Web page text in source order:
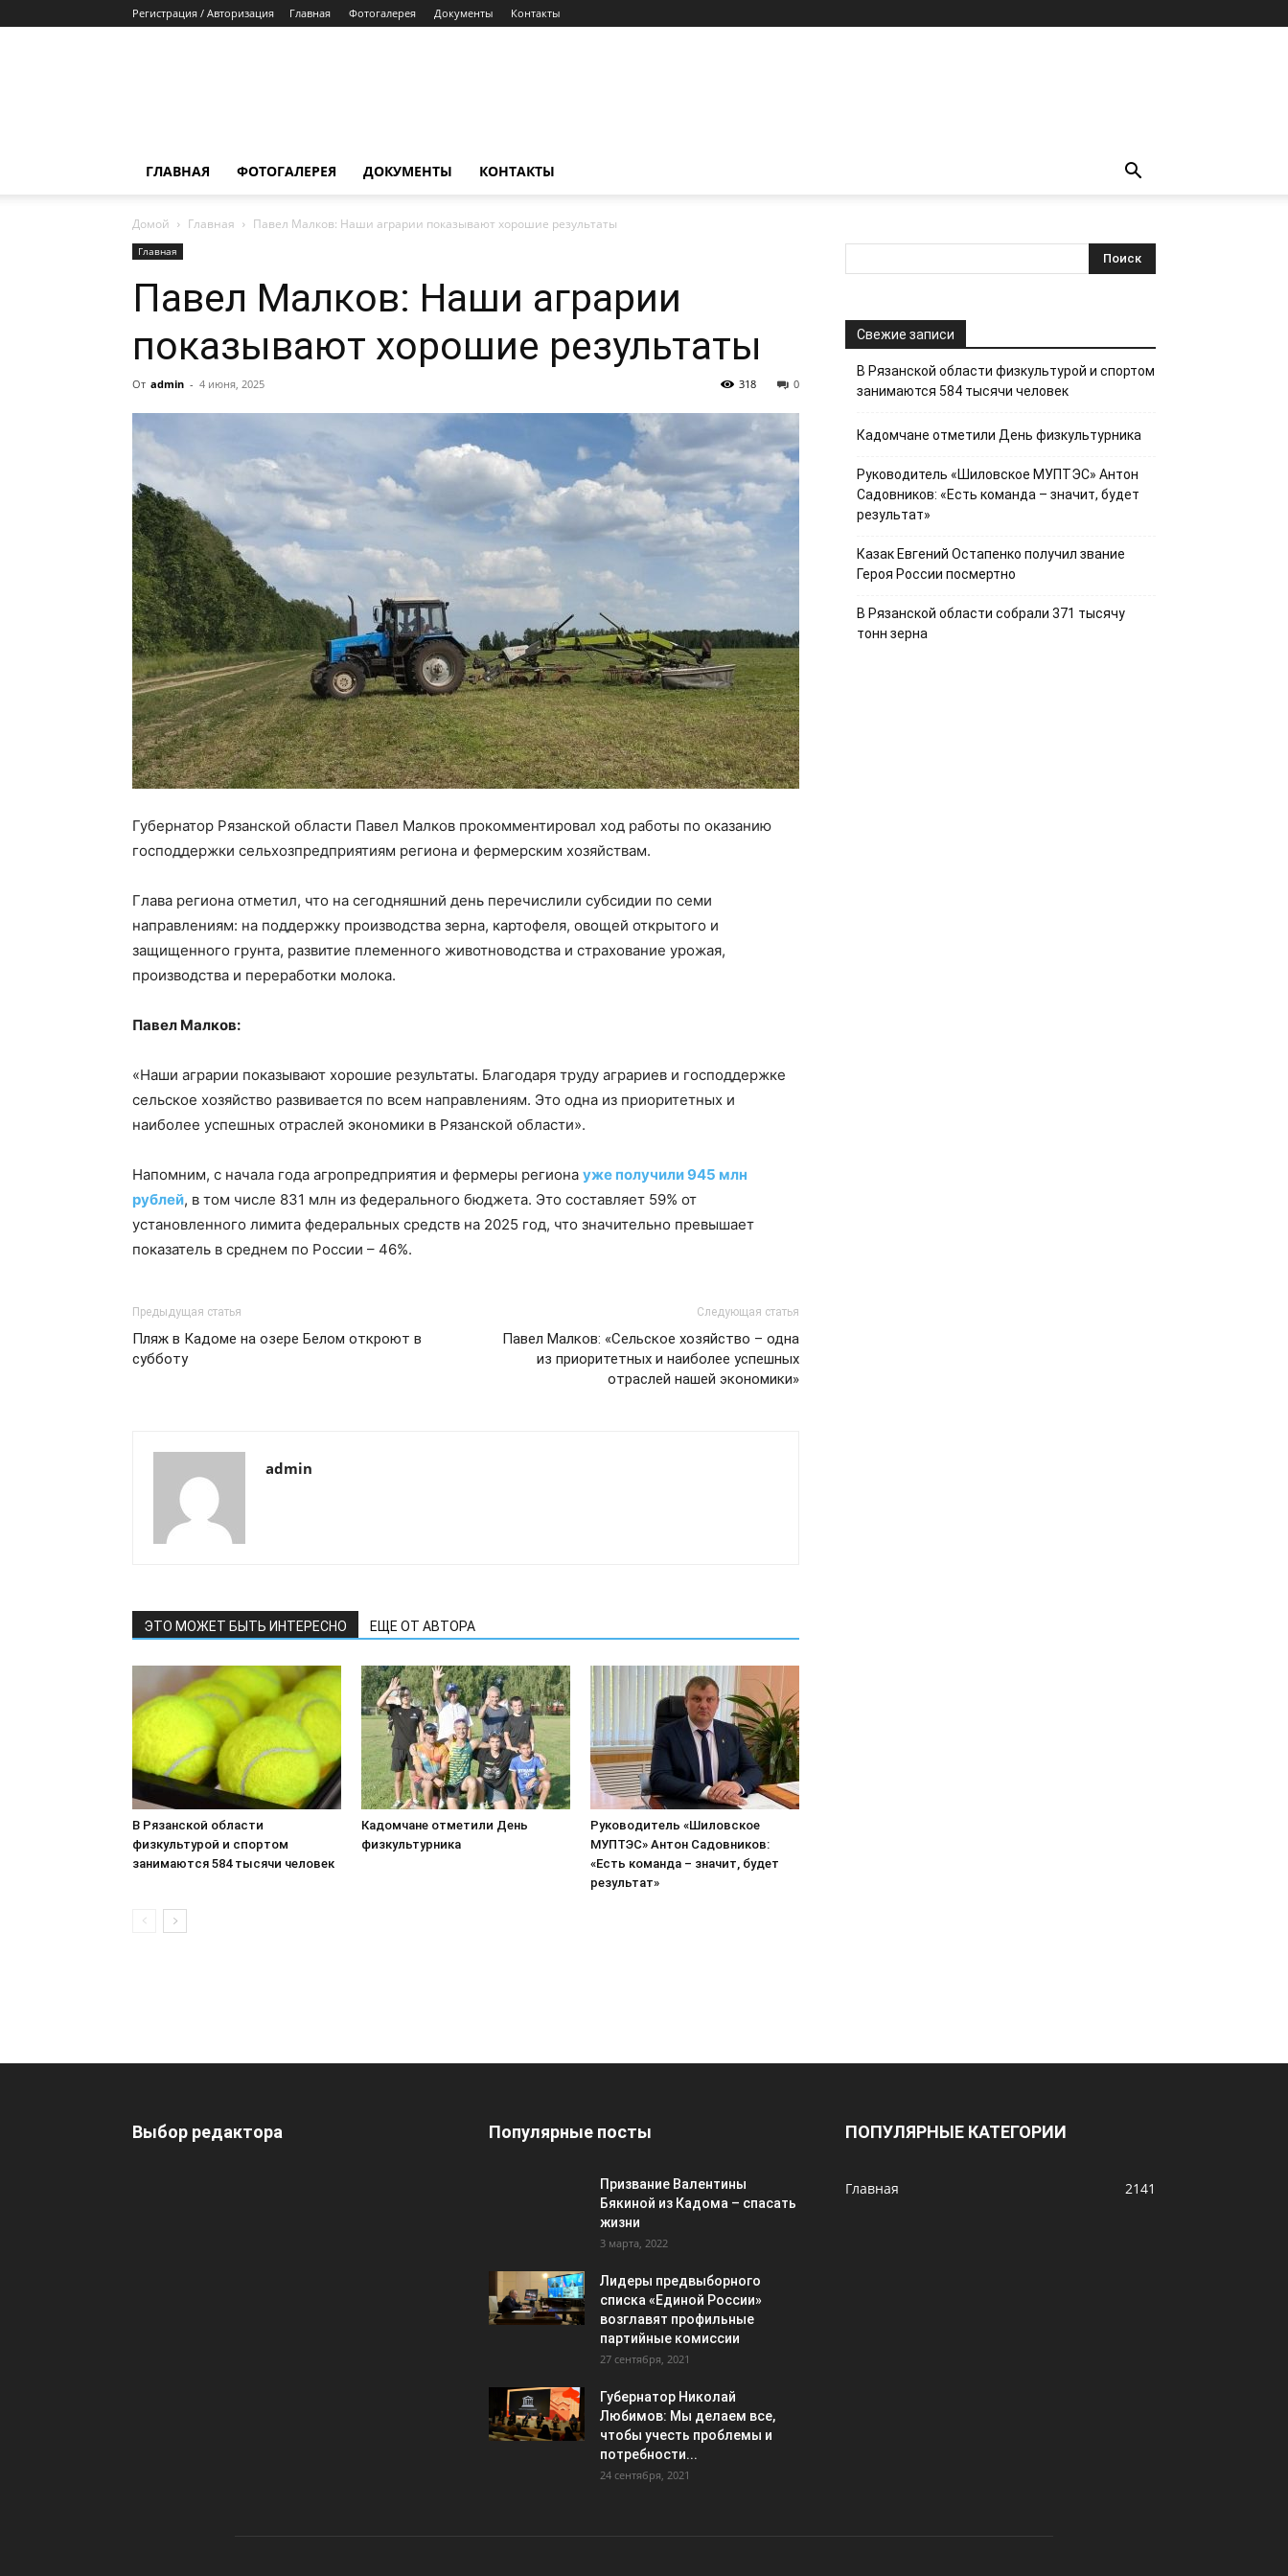
Регистрация / Авторизация Главная Фотогалерея Документы Контакты
ГЛАВНАЯ ФОТОГАЛЕРЕЯ ДОКУМЕНТЫ КОНТАКТЫ
Домой Главная Павел Малков: Наши аграрии показывают хорошие результаты
Главная
Павел Малков: Наши аграрии
показывают хорошие результаты
От admin - 4 июня, 2025 0
318
Губернатор Рязанской области Павел Малков прокомментировал ход работы по оказанию
господдержки сельхозпредприятиям региона и фермерским хозяйствам.
Глава региона отметил, что на сегодняшний день перечислили субсидии по семи
направлениям: на поддержку производства зерна, картофеля, овощей открытого и
защищенного грунта, развитие племенного животноводства и страхование урожая,
производства и переработки молока.
Павел Малков:
«Наши аграрии показывают хорошие результаты. Благодаря труду аграриев и господдержке
сельское хозяйство развивается по всем направлениям. Это одна из приоритетных и
наиболее успешных отраслей экономики в Рязанской области».
Напомним, с начала года агропредприятия и фермеры региона уже получили 945 млн
рублей, в том числе 831 млн из федерального бюджета. Это составляет 59% от
установленного лимита федеральных средств на 2025 год, что значительно превышает
показатель в среднем по России – 46%.
Предыдущая статья
Пляж в Кадоме на озере Белом откроют в
субботу
Следующая статья
Павел Малков: «Сельское хозяйство – одна
из приоритетных и наиболее успешных
отраслей нашей экономики»
admin
ЭТО МОЖЕТ БЫТЬ ИНТЕРЕСНО ЕЩЕ ОТ АВТОРА
В Рязанской области
физкультурой и спортом
занимаются 584 тысячи человек
Кадомчане отметили День
физкультурника
Руководитель «Шиловское
МУПТЭС» Антон Садовников:
«Есть команда – значит, будет
результат»
Свежие записи
В Рязанской области физкультурой и спортом
занимаются 584 тысячи человек
Кадомчане отметили День физкультурника
Руководитель «Шиловское МУПТЭС» Антон
Садовников: «Есть команда – значит, будет
результат»
Казак Евгений Остапенко получил звание
Героя России посмертно
В Рязанской области собрали 371 тысячу
тонн зерна
Выбор редактора Популярные посты
Призвание Валентины
Бякиной из Кадома – спасать
жизни
3 марта, 2022
Лидеры предвыборного
списка «Единой России»
возглавят профильные
партийные комиссии
27 сентября, 2021
Губернатор Николай
Любимов: Мы делаем все,
чтобы учесть проблемы и
потребности...
24 сентября, 2021
ПОПУЛЯРНЫЕ КАТЕГОРИИ
Главная 2141